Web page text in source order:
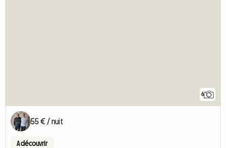
6
55 € / nuit
A découvrir